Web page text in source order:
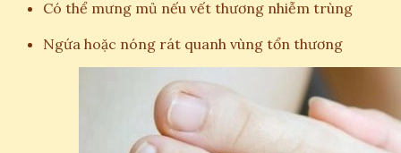
Có thể mưng mủ nếu vết thương nhiễm trùng
Ngứa hoặc nóng rát quanh vùng tổn thương